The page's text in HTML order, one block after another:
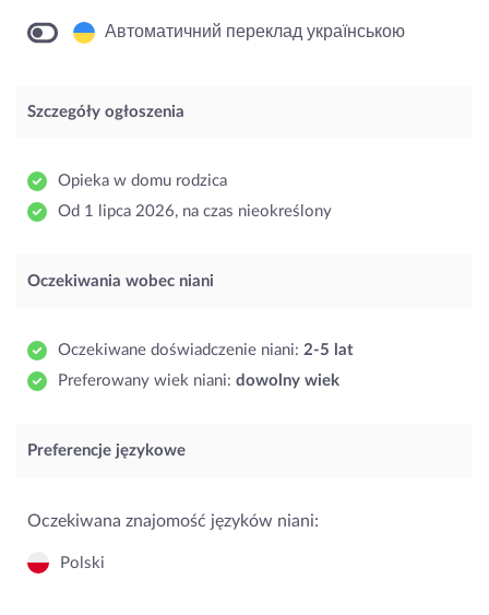
Автоматичний переклад українською
Szczegóły ogłoszenia
Opieka w domu rodzica
Od 1 lipca 2026, na czas nieokreślony
Oczekiwania wobec niani
Oczekiwane doświadczenie niani: 2-5 lat
Preferowany wiek niani: dowolny wiek
Preferencje językowe
Oczekiwana znajomość języków niani:
Polski